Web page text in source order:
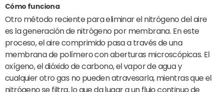
Cómo funciona
Otro método reciente para eliminar el nitrógeno del aire
es la generación de nitrógeno por membrana. En este
proceso, el aire comprimido pasa a través de una
membrana de polímero con aberturas microscópicas. El
oxígeno, el dióxido de carbono, el vapor de agua y
cualquier otro gas no pueden atravesarla, mientras que el